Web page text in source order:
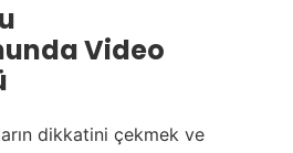
Video
dikkatini çekmek ve